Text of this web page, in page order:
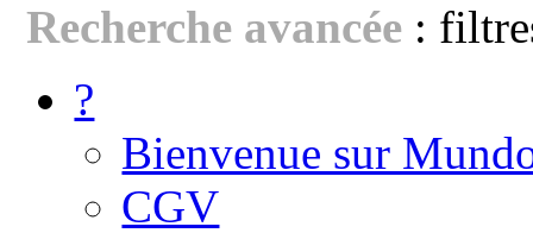
Recherche avancée :
?
Bienvenue sur
CGV